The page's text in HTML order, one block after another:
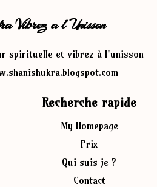
Vibrez a l Unisson
spirituelle et vibrez à l'unisson
Recherche rapide
My Homepage
Prix
Qui suis je ?
Contact